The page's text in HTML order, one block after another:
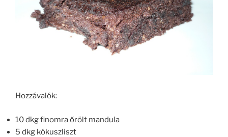
Hozzávalók:
10 dkg finomra őrölt mandula
5 dkg kókuszliszt